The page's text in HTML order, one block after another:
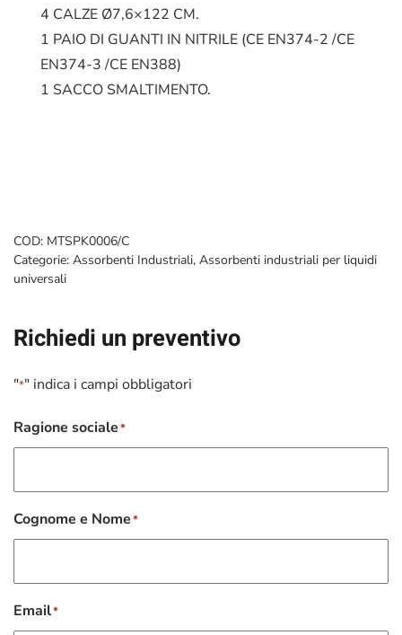
4 CALZE Ø7,6×122 CM.
1 PAIO DI GUANTI IN NITRILE (CE EN374-2 /CE
EN374-3 /CE EN388)
1 SACCO SMALTIMENTO.
COD: MTSPK0006/C
Categorie: Assorbenti Industriali, Assorbenti industriali per liquidi
universali
Richiedi un preventivo
"*" indica i campi obbligatori
Ragione sociale*
Cognome e Nome*
Email*